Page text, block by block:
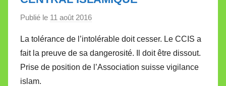
e
Publié le 11 août 2016
r
M
La tolérance de l’intolérable doit cesser. Le CCIS a
fait la preuve de sa dangerosité. Il doit être dissout.
Prise de position de l’Association suisse vigilance
islam.